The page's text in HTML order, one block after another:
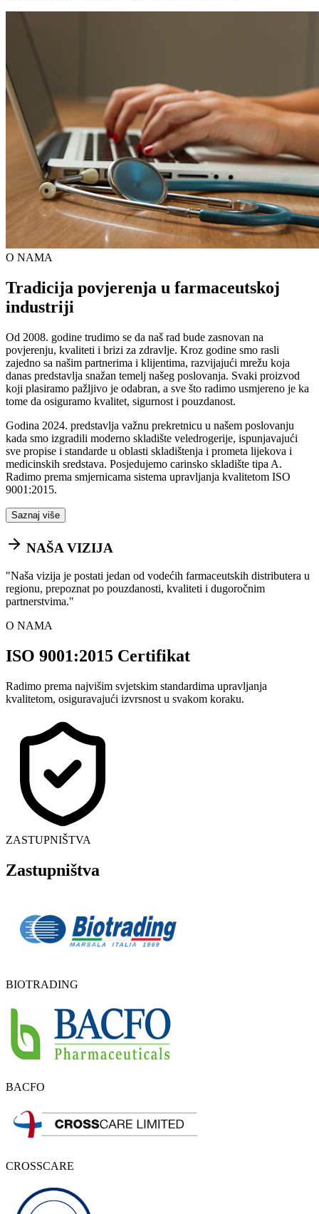
O NAMA
Tradicija povjerenja u farmaceutskoj
industriji
Od 2008. godine trudimo se da naš rad bude zasnovan na
povjerenju, kvaliteti i brizi za zdravlje. Kroz godine smo rasli
zajedno sa našim partnerima i klijentima, razvijajući mrežu koja
danas predstavlja snažan temelj našeg poslovanja. Svaki proizvod
koji plasiramo pažljivo je odabran, a sve što radimo usmjereno je ka
tome da osiguramo kvalitet, sigurnost i pouzdanost.
Godina 2024. predstavlja važnu prekretnicu u našem poslovanju
kada smo izgradili moderno skladište veledrogerije, ispunjavajući
sve propise i standarde u oblasti skladištenja i prometa lijekova i
medicinskih sredstava. Posjedujemo carinsko skladište tipa A.
Radimo prema smjernicama sistema upravljanja kvalitetom ISO
9001:2015.
Saznaj više
NAŠA VIZIJA
"Naša vizija je postati jedan od vodećih farmaceutskih distributera u
regionu, prepoznat po pouzdanosti, kvaliteti i dugoročnim
partnerstvima."
O NAMA
ISO 9001:2015 Certifikat
Radimo prema najvišim svjetskim standardima upravljanja
kvalitetom, osiguravajući izvrsnost u svakom koraku.
ZASTUPNIŠTVA
Zastupništva
BIOTRADING
BACFO
CROSSCARE